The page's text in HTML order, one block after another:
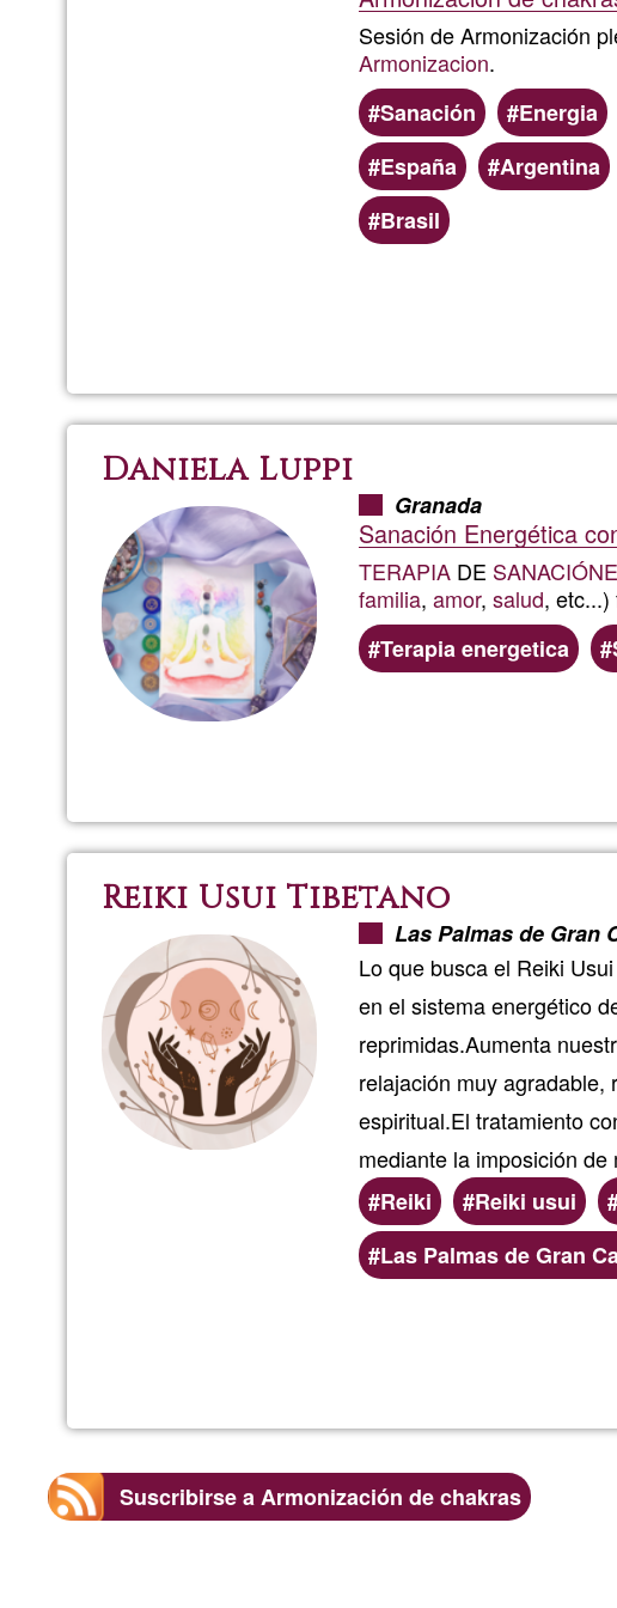
Sesión de Armonización
Armonizacion.
Sanación
Energia
España
Argentina
Brasil
Daniela Luppi
Granada
Sanación Energética
TERAPIA DE SANACIÓN
familia, amor, salud,
Terapia energetica
Reiki Usui Tibetano
Las Palmas de Gran
Lo que busca el Reiki
en el sistema energético
reprimidas.Aumenta
relajación muy
espiritual.El tratamiento
mediante la imposición de
Reiki
Reiki usui
Áreas
de
Las Palmas de Gran
Suscribirse a Armonización de chakras